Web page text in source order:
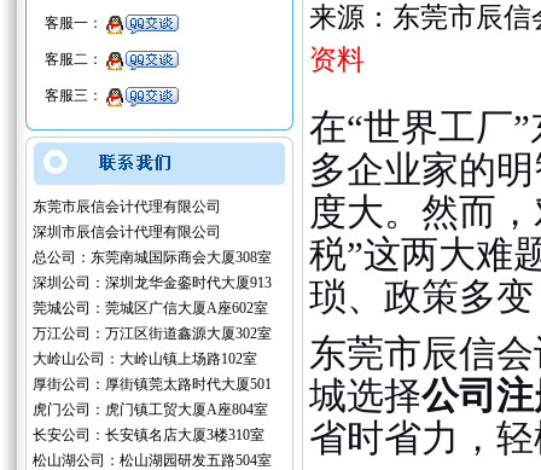
客服一：
客服二：
客服三：
东莞市辰信会计代理有限公司
深圳市辰信会计代理有限公司
总公司：东莞南城国际商会大厦308室
深圳公司：深圳龙华金銮时代大厦913
莞城公司：莞城区广信大厦A座602室
万江公司：万江区街道鑫源大厦302室
大岭山公司：大岭山镇上场路102室
厚街公司：厚街镇莞太路时代大厦501
虎门公司：虎门镇工贸大厦A座804室
长安公司：长安镇名店大厦3楼310室
松山湖公司：松山湖园研发五路504室
来源：东莞市辰
资料
在“世界工厂
多企业家的
度大。然而
税”这两大难
琐、政策多
东莞市辰信
城选择公司
省时省力，